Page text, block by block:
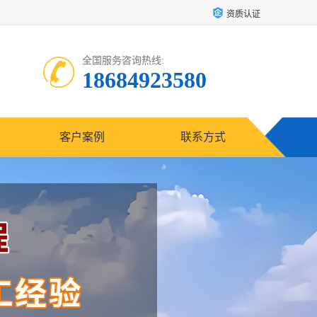
资质认证
全国服务咨询热线:
18684923580
客户案例 联系方式